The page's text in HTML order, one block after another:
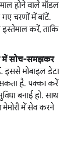
होने वाले मॉडल
चरणों में बांटें.
इस्तेमाल करें, ताकि
में सोच-समझकर
मोबाइल डेटा
सकता है. पक्का करें
बनाई हो. साथ
में सेव करने